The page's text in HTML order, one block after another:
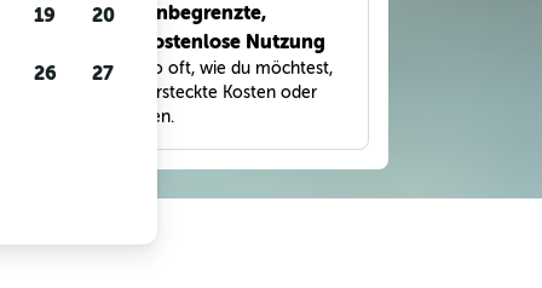
Unbegrenzte,
kostenlose Nutzung
Suche so oft, wie du möchtest,
ohne versteckte Kosten oder
Gebühren.
19 20
26 27